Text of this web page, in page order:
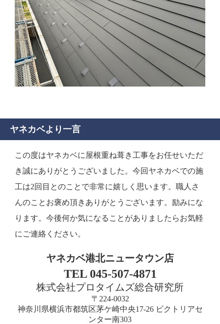
ヤネカベより一言
この度はヤネカベに屋根重ね葺き工事をお任せいただ
き誠にありがとうございました。今回ヤネカベでの施
工は2回目とのことで非常に嬉しく思います。職人さ
んのことお褒め頂きありがとうございます。励みにな
ります。今後何か気になることがありましたらお気軽
にご連絡ください。
ヤネカベ港北ニュータウン店
TEL 045-507-4871
株式会社プロタイムズ総合研究所
〒224-0032
神奈川県横浜市都筑区茅ケ崎中央17-26 ビクトリアセ
ンター南303